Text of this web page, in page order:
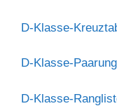
D-Klasse-
D-Klasse-
D-Klasse-